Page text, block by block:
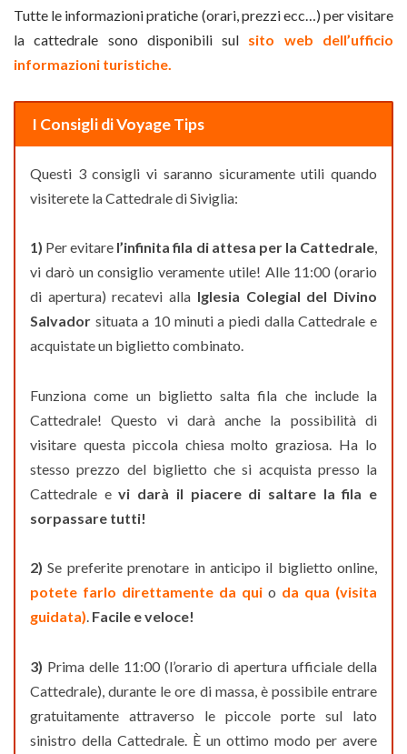
Tutte le informazioni pratiche (orari, prezzi ecc…) per visitare
la cattedrale sono disponibili sul sito web dell’ufficio
informazioni turistiche.
I Consigli di Voyage Tips
Questi 3 consigli vi saranno sicuramente utili quando
visiterete la Cattedrale di Siviglia:
1) Per evitare l’infinita fila di attesa per la Cattedrale,
vi darò un consiglio veramente utile! Alle 11:00 (orario
di apertura) recatevi alla Iglesia Colegial del Divino
Salvador situata a 10 minuti a piedi dalla Cattedrale e
acquistate un biglietto combinato.
Funziona come un biglietto salta fila che include la
Cattedrale! Questo vi darà anche la possibilità di
visitare questa piccola chiesa molto graziosa. Ha lo
stesso prezzo del biglietto che si acquista presso la
Cattedrale evi darà il piacere di saltare la fila e
sorpassare tutti!
2) Se preferite prenotare in anticipo il biglietto online,
potete farlo direttamente da qui o da qua (visita
guidata). Facile e veloce!
3) Prima delle 11:00 (l’orario di apertura ufficiale della
Cattedrale), durante le ore di massa, è possibile entrare
gratuitamente attraverso le piccole porte sul lato
sinistro della Cattedrale. È un ottimo modo per avere